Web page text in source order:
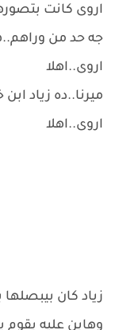
اروى كانت
جه حد من
اروى..اهلا
ميرنا..ده زياد ابن
اروى..اهلا
زياد كان
وهاين عليه يقوم